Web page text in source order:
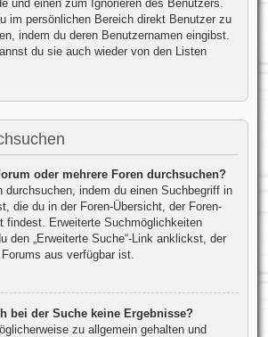
und einen zum Ignorieren des Benutzers.
im persönlichen Bereich direkt Benutzer zu
indem du deren Benutzernamen eingibst.
du sie auch wieder von den Listen
oder mehrere Foren durchsuchen?
durchsuchen, indem du einen Suchbegriff in
die du in der Foren-Übersicht, der Foren-
findest. Erweiterte Suchmöglichkeiten
den „Erweiterte Suche“-Link anklickst, der
aus verfügbar ist.
bei der Suche keine Ergebnisse?
zu allgemein gehalten und